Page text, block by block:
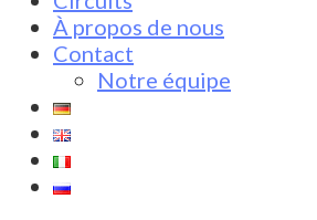
À propos de nous
Contact
Notre équipe